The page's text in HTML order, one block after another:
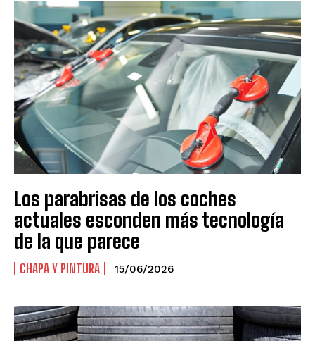
Los parabrisas de los coches
actuales esconden más tecnología
de la que parece
CHAPA Y PINTURA 15/06/2026